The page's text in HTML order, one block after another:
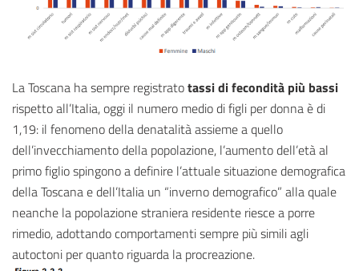
La Toscana ha sempre registratotassi di fecondità più bassi
rispetto all’Italia, oggi il numero medio di figli per donna è di
1,19: il fenomeno della denatalità assieme a quello
dell’invecchiamento della popolazione, l’aumento dell’età al
primo figlio spingono a definire l’attuale situazione demografica
della Toscana e dell’Italia un “inverno demografico” alla quale
neanche la popolazione straniera residente riesce a porre
rimedio, adottando comportamenti sempre più simili agli
autoctoni per quanto riguarda la procreazione.